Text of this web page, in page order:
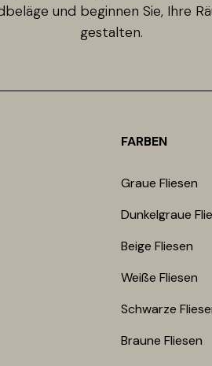
und beginnen Sie, Ihre
gestalten.
FARBEN
Graue Fliesen
Dunkelgraue
Beige Fliesen
Weiße Fliesen
Schwarze
Braune Fliesen